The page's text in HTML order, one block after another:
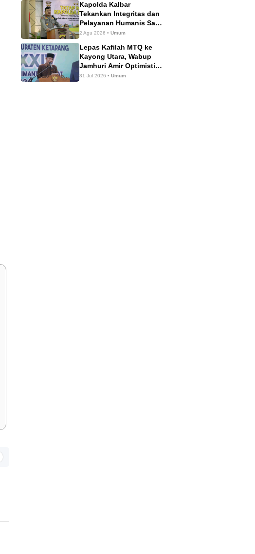
Kapolda Kalbar
Tekankan Integritas dan
Pelayanan Humanis Saat
Tatap Muka dengan
Ketapang
2 Agu 2026 •Umum
Lepas Kafilah MTQ ke
Kayong Utara, Wabup
Jamhuri Amir Optimistis
Ketapang Raih Prestasi
31 Jul 2026 •Umum